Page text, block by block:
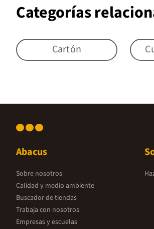
Categorías
Cartón
Abacus
Sobre nosotros
Calidad y medio ambiente
Buscador de tiendas
Trabaja con nosotros
Empresas y escuelas